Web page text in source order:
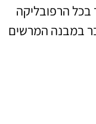
בכל הרפובליקה
במבנה המרשים